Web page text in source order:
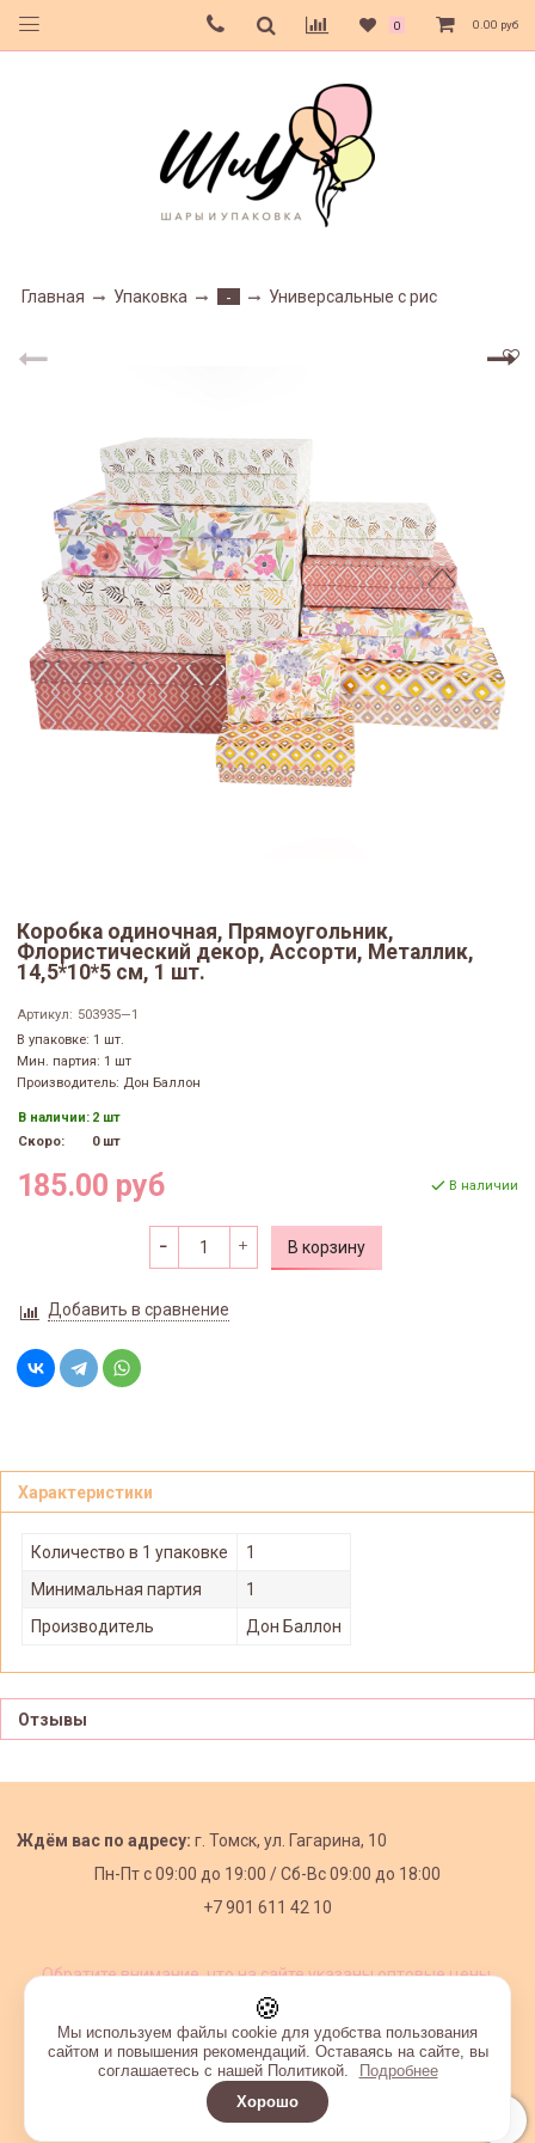
0 0.00 руб
Главная Упаковка - Универсальные с рис
Коробка одиночная, Прямоугольник,
Флористический декор, Ассорти, Металлик,
14,5*10*5 см, 1 шт.
Артикул: 503935—1
В упаковке: 1 шт.
Мин. партия: 1 шт
Производитель: Дон Баллон
В наличии: 2 шт
Скоро:
0 шт
185.00 руб В наличии
В корзину
Добавить в сравнение
Характеристики
Количество в 1 упаковке
1
Минимальная партия
1
Производитель
Дон Баллон
Отзывы
Ждём вас по адресу: г. Томск, ул. Гагарина, 10
Пн-Пт с09:00 до 19:00 /Сб-Вс 09:00 до 18:00
+7 901 611 42 10
Обратите внимание, что на сайте указаны оптовые цены,
Интернет-магазин создан на InSales
🍪
Мы используем файлы cookie для удобства пользования
сайтом и повышения рекомендаций. Оставаясь на сайте, вы
соглашаетесь с нашей Политикой.
Подробнее
Хорошо